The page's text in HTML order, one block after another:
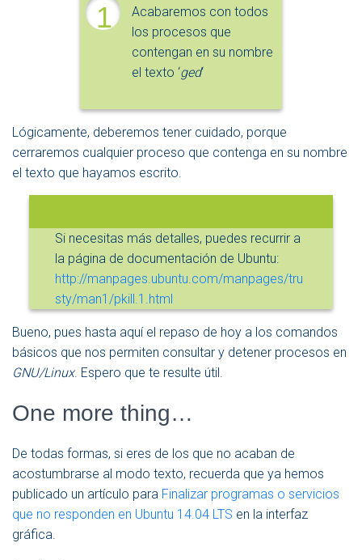
1
Acabaremos con todos
los procesos que
contengan en su nombre
el texto ‘ged‘
Lógicamente, deberemos tener cuidado, porque
cerraremos cualquier proceso que contenga en su nombre
el texto que hayamos escrito.
Si necesitas más detalles, puedes recurrir a
la página de documentación de Ubuntu:
http://manpages.ubuntu.com/manpages/tru
sty/man1/pkill.1.html
Bueno, pues hasta aquí el repaso de hoy a los comandos
básicos que nos permiten consultar y detener procesos en
GNU/Linux. Espero que te resulte útil.
One more thing…
De todas formas, si eres de los que no acaban de
acostumbrarse al modo texto, recuerda que ya hemos
publicado un artículo para Finalizar programas o servicios
que no responden en Ubuntu 14.04 LTS en la interfaz
gráfica.